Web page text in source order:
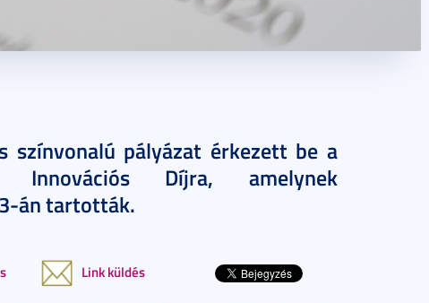
színvonalú pályázat érkezett be a
Innovációs Díjra, amelynek
án tartották.
Link küldés